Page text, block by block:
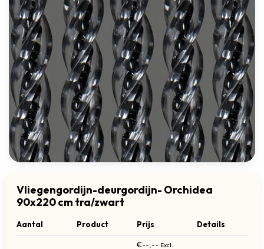
Vliegengordijn-deurgordijn- Orchidea
90x220 cm tra/zwart
Aantal Product Prijs Details
€--,-- Excl.